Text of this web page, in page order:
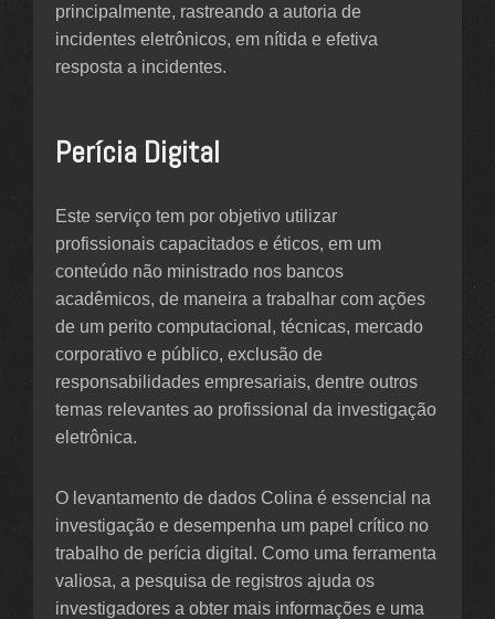
principalmente, rastreando a autoria de
incidentes eletrônicos, em nítida e efetiva
resposta a incidentes.
Perícia Digital
Este serviço tem por objetivo utilizar
profissionais capacitados e éticos, em um
conteúdo não ministrado nos bancos
acadêmicos, de maneira a trabalhar com ações
de um perito computacional, técnicas, mercado
corporativo e público, exclusão de
responsabilidades empresariais, dentre outros
temas relevantes ao profissional da investigação
eletrônica.
O levantamento de dados Colina é essencial na
investigação e desempenha um papel crítico no
trabalho de perícia digital. Como uma ferramenta
valiosa, a pesquisa de registros ajuda os
investigadores a obter mais informações e uma